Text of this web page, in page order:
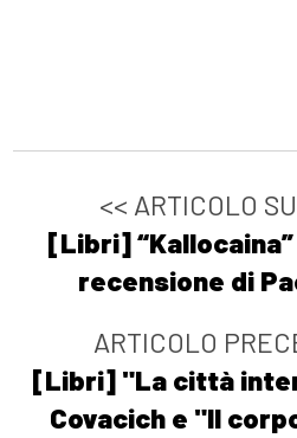
<< ARTICOLO
[Libri]
recensione di
ARTICOLO
[Libri] "La città
Covacich e "Il